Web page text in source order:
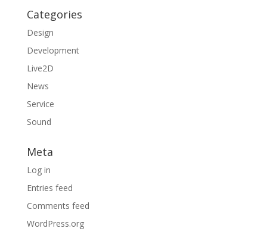
Categories
Design
Development
Live2D
News
Service
Sound
Meta
Log in
Entries feed
Comments feed
WordPress.org